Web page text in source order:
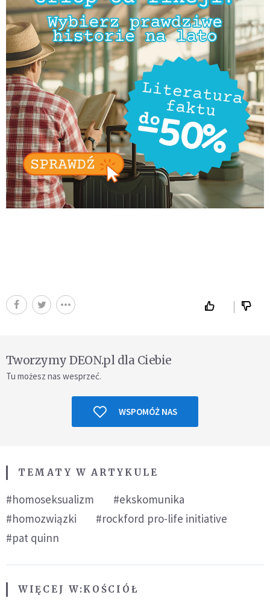
Tworzymy DEON.pl dla Ciebie
Tu możesz nas wesprzeć.
WSPOMÓŻ NAS
TEMATY W ARTYKULE
#homoseksualizm
#ekskomunika
#homozwiązki
#rockford pro-life initiative
#pat quinn
WIĘCEJ W:KOŚCIÓŁ